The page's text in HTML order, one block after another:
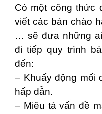
Có một công thức
viết các bản chào
… sẽ đưa những
đi tiếp quy trình
đến:
– Khuấy động mối
hấp dẫn.
– Miêu tả vấn đề